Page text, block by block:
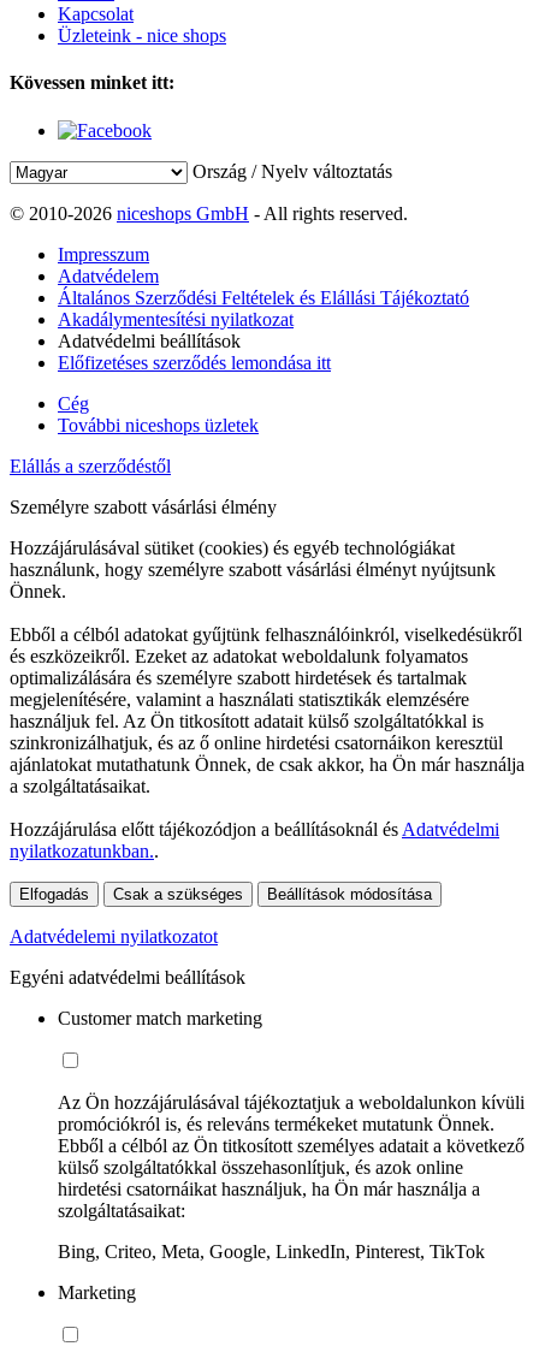
Kapcsolat
Üzleteink - nice shops
Kövessen minket itt:
Ország / Nyelv változtatás
© 2010-2026 niceshops GmbH - All rights reserved.
Impresszum
Adatvédelem
Általános Szerződési Feltételek és Elállási Tájékoztató
Akadálymentesítési nyilatkozat
Adatvédelmi beállítások
Előfizetéses szerződés lemondása itt
Cég
További niceshops üzletek
Elállás a szerződéstől
Személyre szabott vásárlási élmény
Hozzájárulásával sütiket (cookies) és egyéb technológiákat
használunk, hogy személyre szabott vásárlási élményt nyújtsunk
Önnek.
Ebből a célból adatokat gyűjtünk felhasználóinkról, viselkedésükről
és eszközeikről. Ezeket az adatokat weboldalunk folyamatos
optimalizálására és személyre szabott hirdetések és tartalmak
megjelenítésére, valamint a használati statisztikák elemzésére
használjuk fel. Az Ön titkosított adatait külső szolgáltatókkal is
szinkronizálhatjuk, és az ő online hirdetési csatornáikon keresztül
ajánlatokat mutathatunk Önnek, de csak akkor, ha Ön már használja
a szolgáltatásaikat.
Hozzájárulása előtt tájékozódjon a beállításoknál és Adatvédelmi
nyilatkozatunkban..
Elfogadás Csak a szükséges Beállítások módosítása
Adatvédelemi nyilatkozatot
Egyéni adatvédelmi beállítások
Customer match marketing
Az Ön hozzájárulásával tájékoztatjuk a weboldalunkon kívüli
promóciókról is, és releváns termékeket mutatunk Önnek.
Ebből a célból az Ön titkosított személyes adatait a következő
külső szolgáltatókkal összehasonlítjuk, és azok online
hirdetési csatornáikat használjuk, ha Ön már használja a
szolgáltatásaikat:
Bing, Criteo, Meta, Google, LinkedIn, Pinterest, TikTok
Marketing